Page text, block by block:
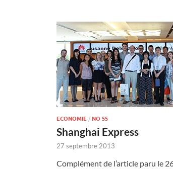
ECONOMIE / NO 55
Shanghai Express
27 septembre 2013
Complément de l’article paru le